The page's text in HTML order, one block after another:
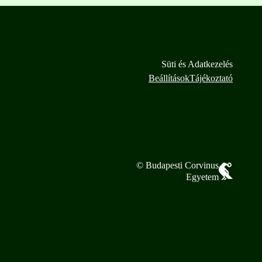
Süti és Adatkezelés
BeállításokTájékoztató
© Budapesti Corvinus
Egyetem